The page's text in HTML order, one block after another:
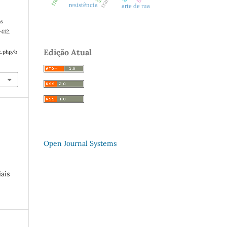
o
arte de rua
resistência
Edição Atual
Open Journal Systems